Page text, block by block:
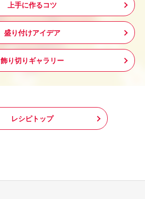
上手に作るコツ
盛り付けアイデア
飾り切りギャラリー
レシピトップ